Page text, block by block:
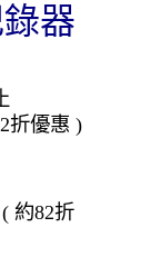
器
折優惠 )
約82折